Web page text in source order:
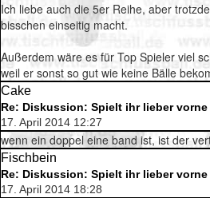
Ich liebe auch die 5er Reihe, aber
bisschen einseitig macht.
Außerdem wäre es für Top Spieler viel
weil er sonst so gut wie keine Bälle
Cake
Re: Diskussion: Spielt ihr lieber
17. April 2014 12:27
wenn ein doppel eine band ist, ist der
Fischbein
Re: Diskussion: Spielt ihr lieber
17. April 2014 18:28